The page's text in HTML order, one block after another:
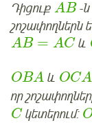
Դիցուք AB-ն
շոշափողներն
AB = AC և
OBA և OCA
որ
C կետերում: